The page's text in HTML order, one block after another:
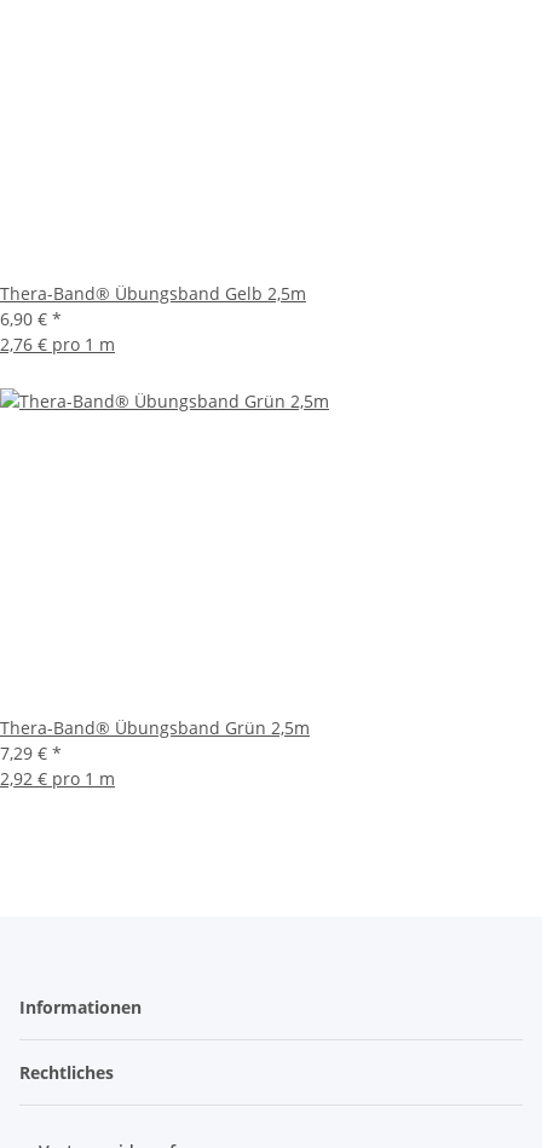
Thera-Band® Übungsband Gelb 2,5m
6,90 € *
2,76 € pro 1 m
Thera-Band® Übungsband Grün 2,5m
7,29 € *
2,92 € pro 1 m
Informationen
Rechtliches